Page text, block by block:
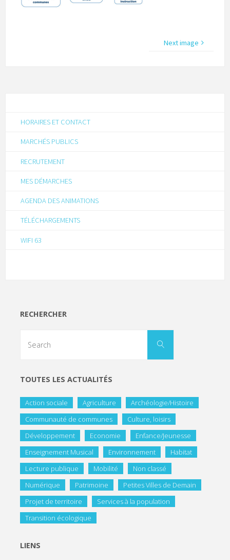
Next image
HORAIRES ET CONTACT
MARCHÉS PUBLICS
RECRUTEMENT
MES DÉMARCHES
AGENDA DES ANIMATIONS
TÉLÉCHARGEMENTS
WIFI 63
RECHERCHER
TOUTES LES ACTUALITÉS
Action sociale Agriculture
Archéologie/Histoire
Communauté de communes
Culture, loisirs
Développement
Economie
Enfance/Jeunesse
Enseignement Musical
Environnement
Habitat
Lecture publique
Mobilité
Non classé
Numérique
Patrimoine
Petites Villes de Demain
Projet de territoire
Services à la population
Transition écologique
LIENS